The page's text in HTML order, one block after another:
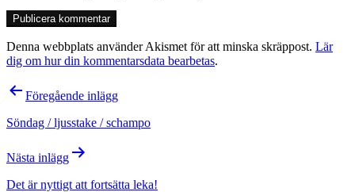
Denna webbplats använder Akismet för att minska skräppost. Lär
dig om hur din kommentarsdata bearbetas.
Inläggsnavigering
Föregående inlägg
Söndag / ljusstake / schampo
Nästa inlägg
Det är nyttigt att fortsätta leka!